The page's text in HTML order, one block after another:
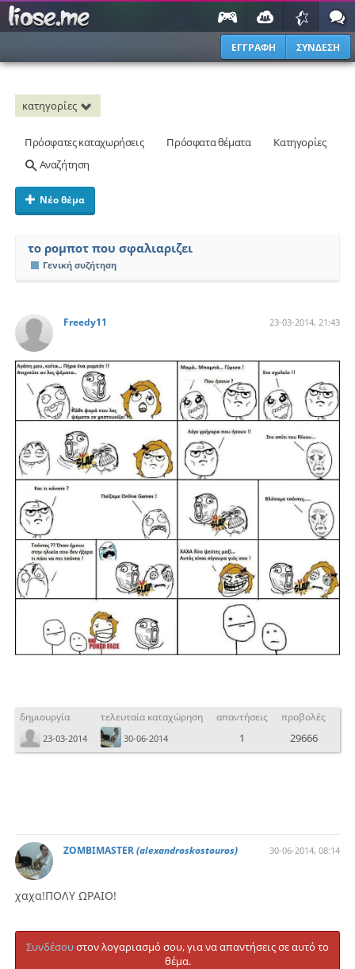
ΕΓΓΡΑΦΗ ΣΥΝΔΕΣΗ
κατηγορίες
Πρόσφατες καταχωρήσεις Πρόσφατα θέματα
Κατηγορίες
Αναζήτηση
Νέο θέμα
το ρομποτ που σφαλιαριζει
Γενική συζήτηση
Freedy11 23-03-2014, 21:43
δημιουργία
23-03-2014
τελευταία καταχώρηση
30-06-2014
απαντήσεις
1
προβολές
29666
ZOMBIMASTER(alexandroskostouros) 30-06-2014, 08:14
χαχα!ΠΟΛΥ ΩΡΑΙΟ!
Συνδέσουστον λογαριασμό σου, για να απαντήσεις σε αυτό το
θέμα.